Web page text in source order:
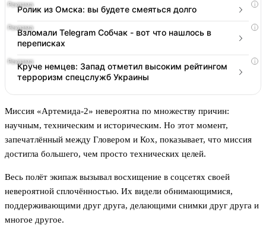
i
Ролик из Омска: вы будете смеяться долго
i
Взломали Telegram Собчак - вот что нашлось в
переписках
i
Круче немцев: Запад отметил высоким рейтингом
терроризм спецслужб Украины
Миссия «Артемида-2» невероятна по множеству причин:
научным, техническим и историческим. Но этот момент,
запечатлённый между Гловером и Кох, показывает, что миссия
достигла большего, чем просто технических целей.
Весь полёт экипаж вызывал восхищение в соцсетях своей
невероятной сплочённостью. Их видели обнимающимися,
поддерживающими друг друга, делающими снимки друг друга и
многое другое.